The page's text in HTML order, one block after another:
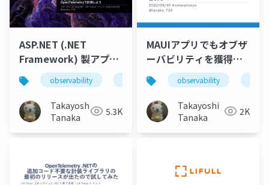
ASP.NET (.NET
Framework) 製アプリ
をリビルドせずに
OpenTelemetryで計
測しよう
observability opentelemetry .net
Takayoshi
Tanaka
5.3K
MAUIアプリでもオブザ
ーバビリティを獲得し
たい
observability
Takayoshi
Tanaka
2K